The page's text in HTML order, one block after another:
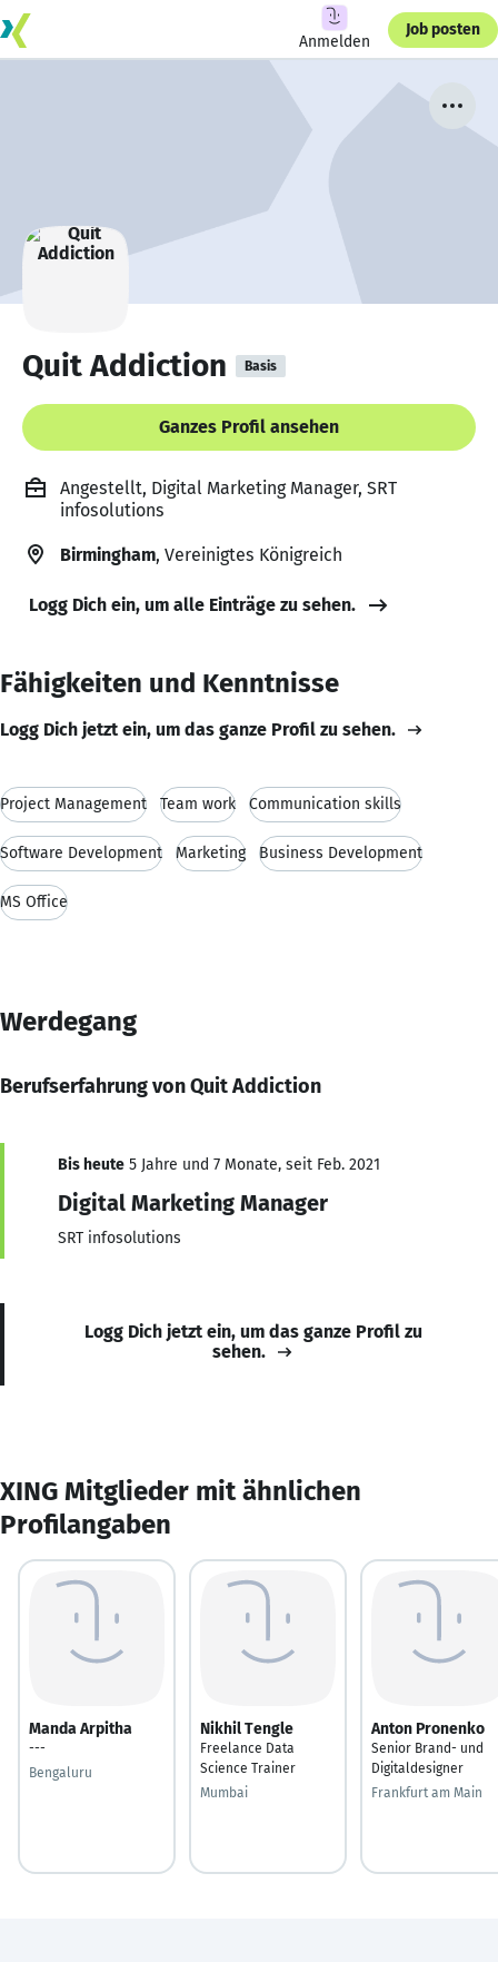
Anmelden
Job posten
Quit Addiction Basis
Ganzes Profil ansehen
Angestellt, Digital Marketing Manager, SRT
infosolutions
Birmingham, Vereinigtes Königreich
Logg Dich ein, um alle Einträge zu sehen.
Fähigkeiten und Kenntnisse
Logg Dich jetzt ein, um das ganze Profil zu sehen.
Project Management Team work Communication skills
Software Development Marketing Business Development
MS Office
Werdegang
Berufserfahrung von Quit Addiction
Bis heute 5 Jahre und 7 Monate, seit Feb. 2021
Digital Marketing Manager
SRT infosolutions
Logg Dich jetzt ein, um das ganze Profil zu
sehen.
XING Mitglieder mit ähnlichen
Profilangaben
Manda Arpitha
---
Bengaluru
Nikhil Tengle
Freelance Data
Science Trainer
Mumbai
Anton Pronenko
Senior Brand- und
Digitaldesigner
Frankfurt am Main